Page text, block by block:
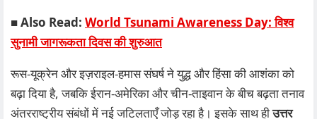
■ Also Read: World Tsunami Awareness Day: विश्व
सुनामी जागरूकता दिवस की शुरुआत
रूस-यूक्रेन और इज़राइल-हमास संघर्ष ने युद्ध और हिंसा की आशंका को
बढ़ा दिया है, जबकि ईरान-अमेरिका और चीन-ताइवान के बीच बढ़ता तनाव
अंतरराष्ट्रीय संबंधों में नई जटिलताएँ जोड़ रहा है। इसके साथ हीउत्तर